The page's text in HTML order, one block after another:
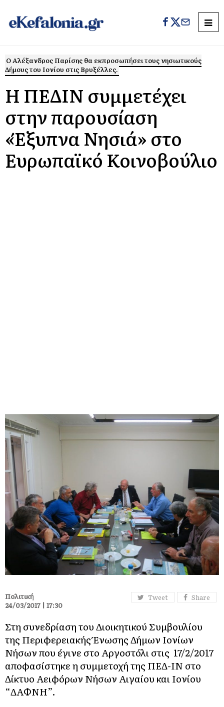
Ο Αλέξανδρος Παρίσης θα εκπροσωπήσει τους νησιωτικούς
Δήμους του Ιονίου στις Βρυξέλλες.
Η ΠΕΔΙΝ συμμετέχει
στην παρουσίαση
«Έξυπνα Νησιά» στο
Ευρωπαϊκό Κοινοβούλιο
Tweet Share
Πολιτική
24/03/2017 | 17:30
Στη συνεδρίαση του Διοικητικού Συμβουλίου
της Περιφερειακής Ένωσης Δήμων Ιονίων
Νήσων που έγινε στο Αργοστόλι στις 17/2/2017
αποφασίστηκε η συμμετοχή της ΠΕΔ-ΙΝ στο
Δίκτυο Αειφόρων Νήσων Αιγαίου και Ιονίου
“ΔΑΦΝΗ”.